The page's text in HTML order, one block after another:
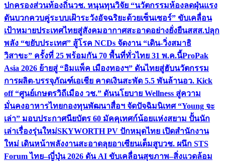
ปกครองส่วนท้องถิ่นวช. หนุนทุนวิจัย “นวัตกรรมห้องลดฝุ่นแรง
ดันบวกควบคู่ระบบเฝ้าระวังอัจฉริยะด้วยเซ็นเซอร์” ขับเคลื่อน
เป้าหมายประเทศไทยสู่สังคมอากาศสะอาดอย่างยั่งยืนสสส.ปลุก
พลัง “ขยับประเทศ” สู้โรค NCDs จัดงาน “เดิน-วิ่งสมาธิ
วิสาขะ” ครั้งที่ 25 พร้อมกัน 70 พื้นที่ทั่วไทย 31 พ.ค.นี้ProPak
Asia 2026 ย้ายสู่ “อิมแพ็ค เมืองทองฯ” ดันไทยสู่ฮับนวัตกรรม
การผลิต-บรรจุภัณฑ์เอเชีย คาดเงินสะพัด 5.5 พันล้านอว. Kick
off “ศูนย์เกษตรวิถีเมือง วช.” ดันนโยบาย Wellness สู่ความ
มั่นคงอาหารไทยกองทุนพัฒนาสื่อฯ จัดปัจฉิมนิเทศ “Young จะ
เล่า” มอบประกาศนียบัตร 60 มัคคุเทศก์น้อยแห่งสยาม ปั้นนัก
เล่าเรื่องรุ่นใหม่SKYWORTH PV ปักหมุดไทย เปิดสำนักงาน
ใหม่ เดินหน้าพลังงานสะอาดลุยอาเซียนเต็มสูบวช. ผนึก STS
Forum ไทย–ญี่ปุ่น 2026 ดัน AI ขับเคลื่อนสุขภาพ–สิ่งแวดล้อม